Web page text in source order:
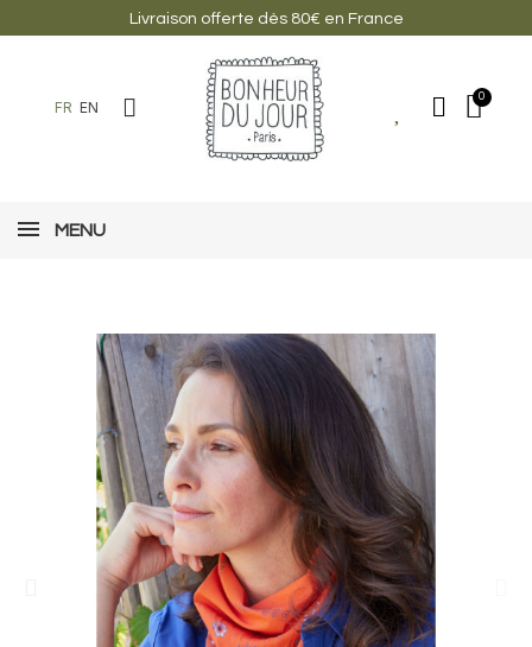
Livraison offerte dès 80€ en France
FR EN
MENU